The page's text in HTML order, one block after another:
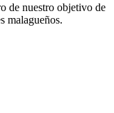
de nuestro objetivo de
malagueños.